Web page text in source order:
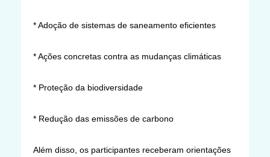
* Adoção de sistemas de saneamento eficientes
* Ações concretas contra as mudanças climáticas
* Proteção da biodiversidade
* Redução das emissões de carbono
Além disso, os participantes receberam orientações